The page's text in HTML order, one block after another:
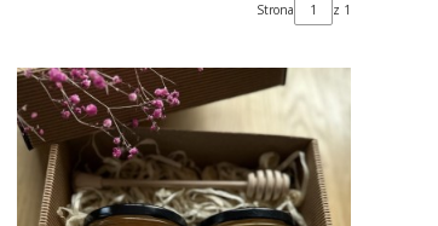
Strona z 1